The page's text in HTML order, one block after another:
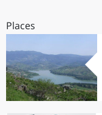
Places